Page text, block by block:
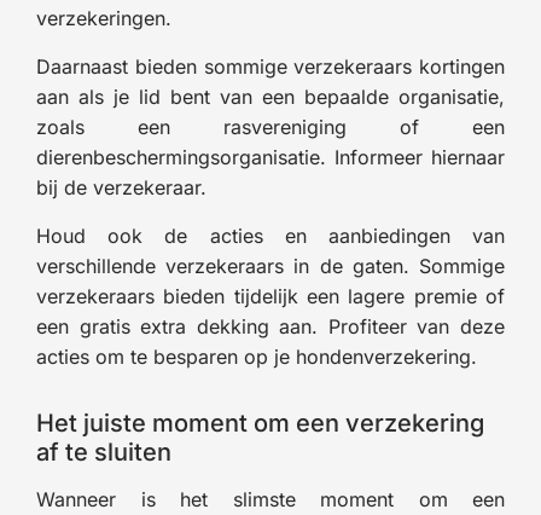
verzekeringen.
Daarnaast bieden sommige verzekeraars kortingen
aan als je lid bent van een bepaalde organisatie,
zoals een rasvereniging of een
dierenbeschermingsorganisatie. Informeer hiernaar
bij de verzekeraar.
Houd ook de acties en aanbiedingen van
verschillende verzekeraars in de gaten. Sommige
verzekeraars bieden tijdelijk een lagere premie of
een gratis extra dekking aan. Profiteer van deze
acties om te besparen op je hondenverzekering.
Het juiste moment om een verzekering
af te sluiten
Wanneer is het slimste moment om een